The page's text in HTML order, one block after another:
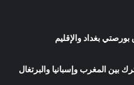
بغداد والإقليم